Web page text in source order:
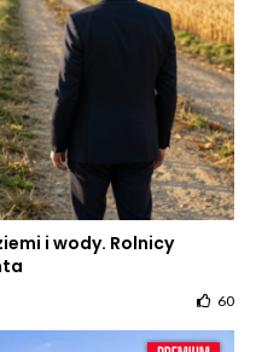
i wody. Rolnicy
60